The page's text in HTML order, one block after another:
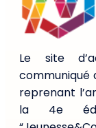
Le site
communiqué
reprenant
la 4e